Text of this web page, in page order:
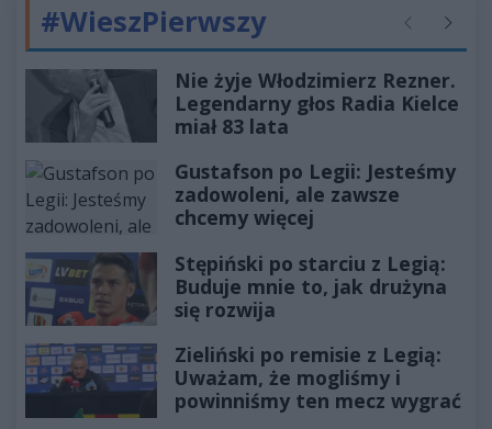
#WieszPierwszy Poprzednie
Nie żyje Włodzimierz Rezner.
Legendarny głos Radia Kielce
miał 83 lata
Gustafson po Legii: Jesteśmy
zadowoleni, ale zawsze
chcemy więcej
Stępiński po starciu z Legią:
Buduje mnie to, jak drużyna
się rozwija
Zieliński po remisie z Legią:
Uważam, że mogliśmy i
powinniśmy ten mecz wygrać